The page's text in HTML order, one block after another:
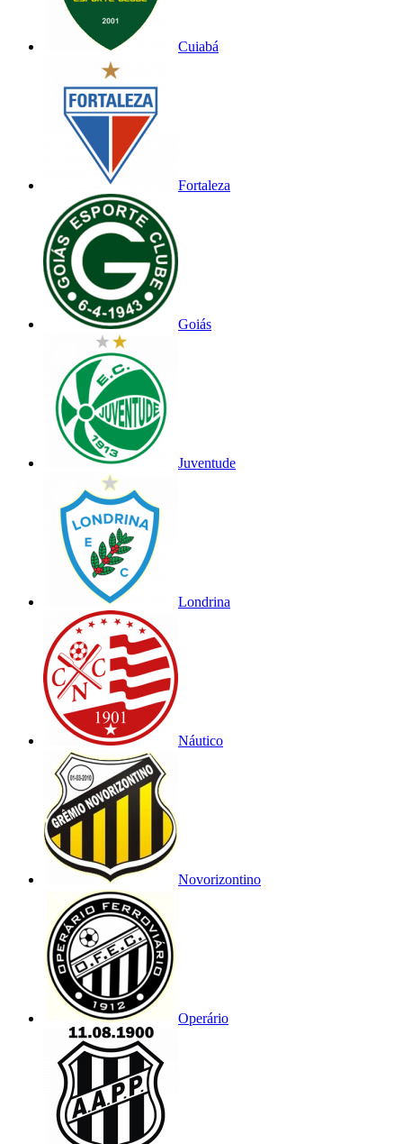
Cuiabá
Fortaleza
Goiás
Juventude
Londrina
Náutico
Novorizontino
Operário